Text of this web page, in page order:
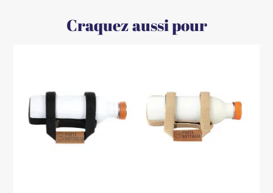
Craquez aussi pour